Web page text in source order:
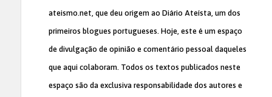
ateismo.net, que deu origem ao Diário Ateísta, um dos
primeiros blogues portugueses. Hoje, este é um espaço
de divulgação de opinião e comentário pessoal daqueles
que aqui colaboram. Todos os textos publicados neste
espaço são da exclusiva responsabilidade dos autores e